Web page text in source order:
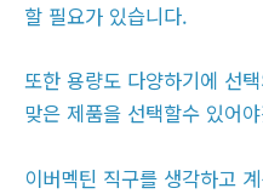
할 필요가 있습니다.
또한 용량도 다양하기에 선
맞은 제품을 선택할수 있어
이버멕틴 직구를 생각하고